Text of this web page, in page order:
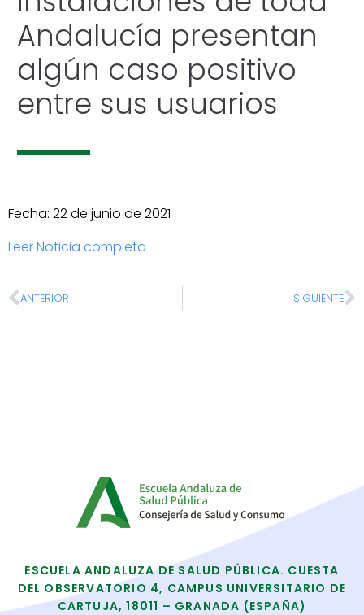
Andalucía presentan
algún caso positivo
entre sus usuarios
Fecha: 22 de junio de 2021
Leer Noticia completa
ANTERIOR SIGUIENTE
ESCUELA ANDALUZA DE SALUD PÚBLICA. CUESTA
DEL OBSERVATORIO 4, CAMPUS UNIVERSITARIO DE
CARTUJA, 18011 – GRANADA (ESPAÑA)